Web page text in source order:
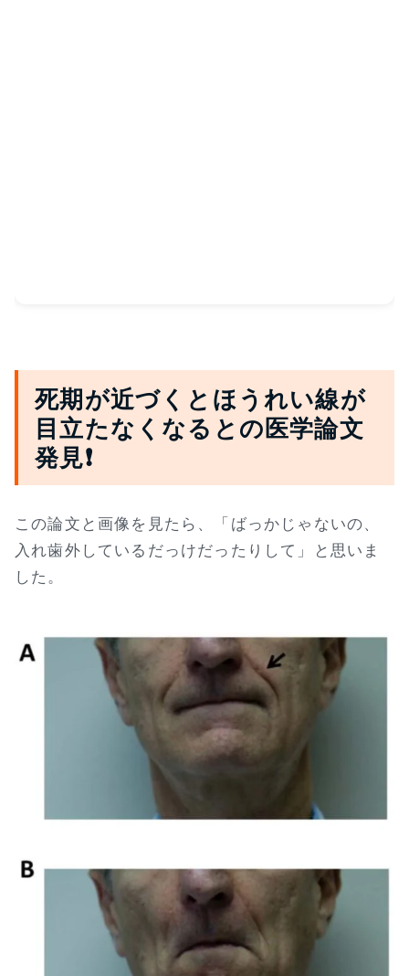
死期が近づくとほうれい線が
目立たなくなるとの医学論文
発見❗
この論文と画像を見たら、「ばっかじゃないの、
入れ歯外しているだっけだったりして」と思いま
した。